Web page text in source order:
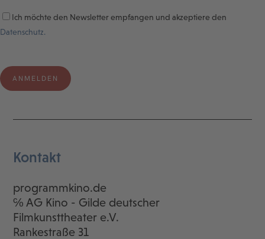
Ich möchte den Newsletter empfangen und akzeptiere den
Datenschutz.
Kontakt
programmkino.de
℅ AG Kino - Gilde deutscher
Filmkunsttheater e.V.
Rankestraße 31